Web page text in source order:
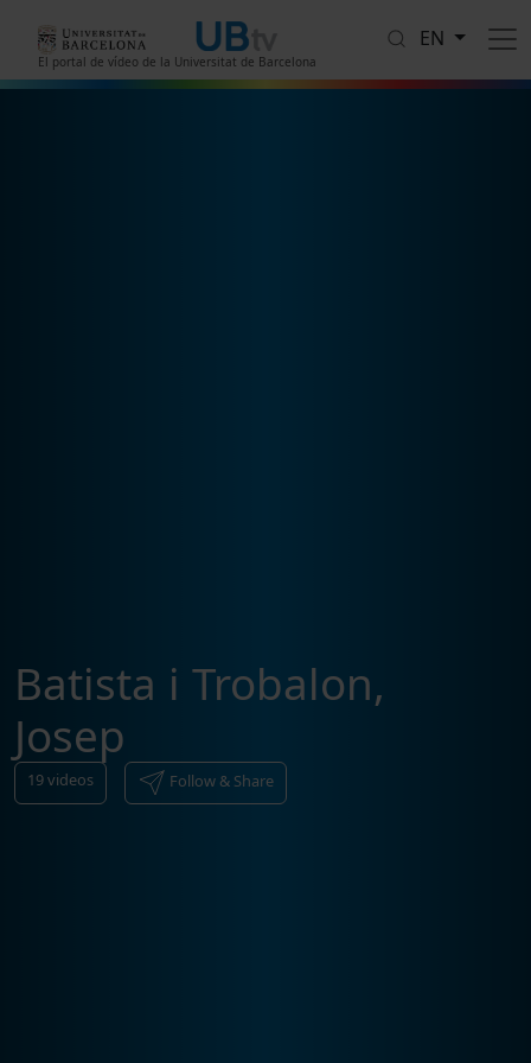
El portal de vídeo de la Universitat de Barcelona
EN
Batista i Trobalon,
Josep
19videos Follow & Share